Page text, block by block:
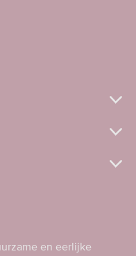
en eerlijke